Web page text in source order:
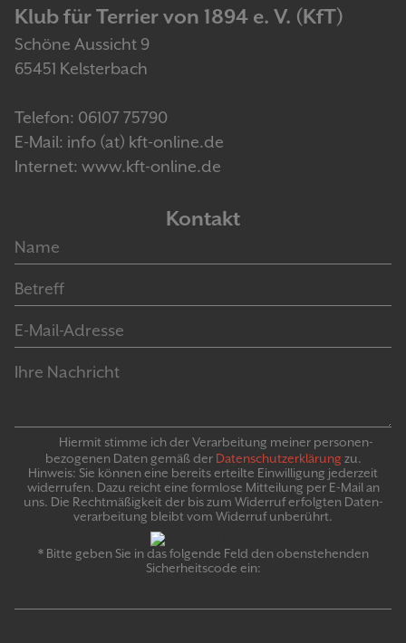
Klub für Terrier von 1894 e. V. (KfT)
Schöne Aussicht 9
65451 Kelsterbach
Telefon: 06107 75790
E-Mail: info (at) kft-online.de
Internet: www.kft-online.de
Kontakt
Hiermit stimme ich der Verarbeitung meiner personen­
bezogenen Daten gemäß der Daten­schutz­er­klär­ung zu.
Hinweis: Sie können eine bereits erteilte Ein­willigung jeder­zeit
widerrufen. Dazu reicht eine formlose Mitteilung per E-Mail an
uns. Die Recht­mäßigkeit der bis zum Widerruf erfolgten Daten­
verarbeitung bleibt vom Wider­ruf un­be­rührt.
* Bitte geben Sie in das folgende Feld den obenstehenden
Sicherheitscode ein: